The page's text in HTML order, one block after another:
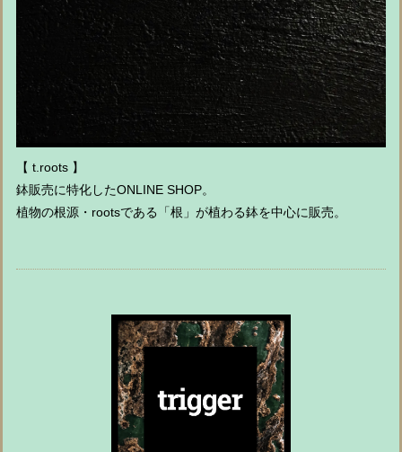
【 t.roots 】
鉢販売に特化したONLINE SHOP。
植物の根源・rootsである「根」が植わる鉢を中心に販売。